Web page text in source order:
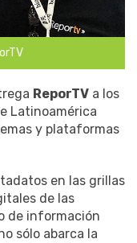
ReporTV a los
Latinoamérica
y plataformas
en las grillas
de las
de información
sólo abarca la